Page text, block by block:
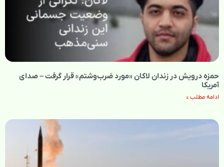
حمزه درویش در زندان لاکان «مورد ضرب‌وشتم» قرار گرفت – صدای
آمریکا
ادامه مطلب »